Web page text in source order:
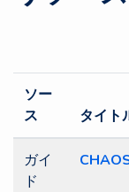
ソー
ス
タイト
ガイ
ド